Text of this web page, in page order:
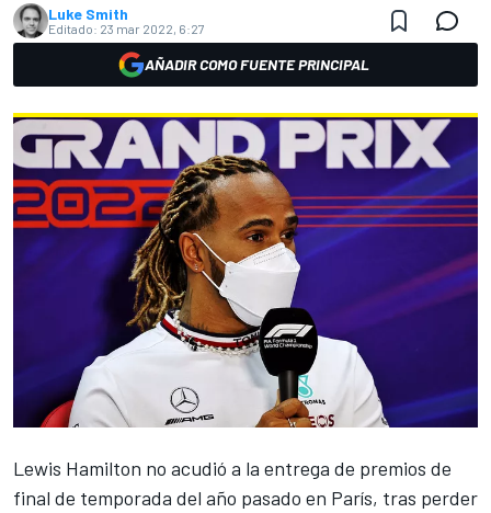
Luke Smith
Editado: 23 mar 2022, 6:27
AÑADIR COMO FUENTE PRINCIPAL
Lewis Hamilton no acudió a la entrega de premios de
final de temporada del año pasado en París, tras perder